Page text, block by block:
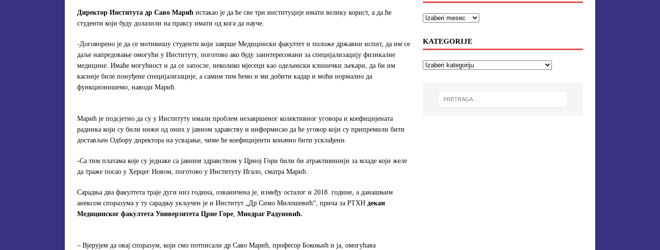
Директор Института др Саво Марић истакао је да ће све три институције имати велику корист, а да ће
студенти који буду долазили на праксу имати од кога да науче.
-Договорено је да се мотивишу студенти који заврше Медицински факултет и положе државни испит, да им се
даље напредовање омогући у Институту, поготово ако буду заинтересовани за специјализацију физикалне
медицине. Имаће могућност и да се запосле, неколико мјесеци као одељенски клинички љекари, да би им
касније биле понуђене специјализације, а самим тим ћемо и ми добити кадар и моћи нормално да
функционишемо, наводи Марић.
Марић је подсјетио да су у Институту имали проблем незавршеног колективног уговора и коефицијената
радника који су били нижи од оних у јавном здравству и информисао да ће уговор који су припремили бити
достављен Одбору директора на усвајање, чиме ће коефицијенти коначно бити усклађени.
-Са тим платама које су једнаке са јавним здравством у Црној Гори били би атрактивинији за младе који желе
да траже посао у Херцег Новом, поготово у Институту Игало, сматра Марић.
Сарадња два факултета траје дуги низ година, озваничена је, између осталог и 2018. године, а данашњим
анексом споразума у ту сарадњу укључен је и Институт „Др Симо Милошевић“, прича за РТХН декан
Медицинског факултета Универзитета Црне Горе, Миодраг Радуновић.
– Вјерујем да овај споразум, који смо потписали др Саво Марић, професор Бокоњић и ја, омогућава
KATEGORIJE